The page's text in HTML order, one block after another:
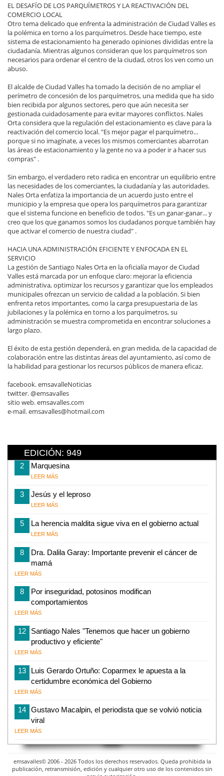
EL DESAFÍO DE LOS PARQUÍMETROS Y LA REACTIVACIÓN DEL
COMERCIO LOCAL
Otro tema delicado que enfrenta la administración de Ciudad Valles es
la polémica en torno a los parquímetros. Desde hace tiempo, este
sistema de estacionamiento ha generado opiniones divididas entre la
ciudadanía. Mientras algunos consideran que los parquímetros son
necesarios para ordenar el centro de la ciudad, otros los ven como un
abuso.
El alcalde de Ciudad Valles ha tomado la decisión de no ampliar el
perímetro de concesión de los parquímetros, una medida que ha sido
bien recibida por algunos sectores, pero que aún necesita ser
gestionada cuidadosamente para evitar mayores conflictos. Nales
Orta considera que la regulación del estacionamiento es clave para la
reactivación del comercio local. "Es mejor pagar el parquímetro...
porque si no imagínate, a veces los mismos comerciantes abarrotan
las áreas de estacionamiento y la gente no va a poder ir a hacer sus
compras" .
Sin embargo, el verdadero reto radica en encontrar un equilibrio entre
las necesidades de los comerciantes, la ciudadanía y las autoridades.
Nales Orta enfatiza la importancia de un acuerdo justo entre el
municipio y la empresa que opera los parquímetros para garantizar
que el sistema funcione en beneficio de todos. "Es un ganar-ganar... y
creo que los que ganamos somos los ciudadanos porque también hay
que activar el comercio de nuestra ciudad" .
HACIA UNA ADMINISTRACIÓN EFICIENTE Y ENFOCADA EN EL
SERVICIO
La gestión de Santiago Nales Orta en la oficialía mayor de Ciudad
Valles está marcada por un enfoque claro: mejorar la eficiencia
administrativa, optimizar los recursos y garantizar que los empleados
municipales ofrezcan un servicio de calidad a la población. Si bien
enfrenta retos importantes, como la carga presupuestaria de las
jubilaciones y la polémica en torno a los parquímetros, su
administración se muestra comprometida en encontrar soluciones a
largo plazo.
El éxito de esta gestión dependerá, en gran medida, de la capacidad de
colaboración entre las distintas áreas del ayuntamiento, así como de
la habilidad para gestionar los recursos públicos de manera eficaz.
facebook. emsavalleNoticias
twitter. @emsavalles
sitio web. emsavalles.com
e-mail. emsavalles@hotmail.com
EDICIÓN: 949
2 Marquesina
LEER MÁS
3 Jesús y el leproso
LEER MÁS
5 La herencia maldita sigue viva en el gobierno actual
LEER MÁS
8
Dra. Dalila Garay: Importante prevenir el cáncer de
mamá
LEER MÁS
8
Por inseguridad, potosinos modifican
comportamientos
LEER MÁS
12
Santiago Nales "Tenemos que hacer un gobierno
productivo y eficiente"
LEER MÁS
13
Luis Gerardo Ortuño: Coparmex le apuesta a la
certidumbre económica del Gobierno
LEER MÁS
14
Gustavo Macalpin, el periodista que se volvió noticia
viral
LEER MÁS
emsavalles© 2006 - 2026 Todos los derechos reservados. Queda prohibida la
publicación, retransmisión, edición y cualquier otro uso de los contenidos sin